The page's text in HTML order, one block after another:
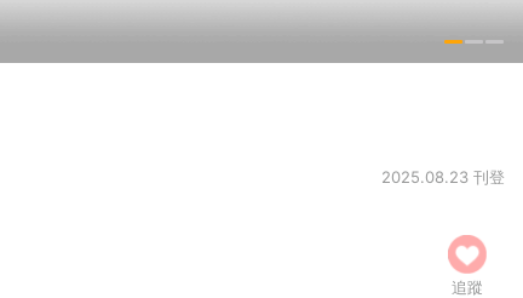
2025.08.23 刊登
追蹤